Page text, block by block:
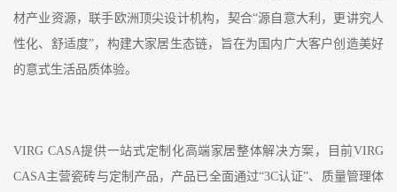
材产业资源，联手欧洲顶尖设计机构，契合“源自意大利，更讲究人
性化、舒适度”，构建大家居生态链，旨在为国内广大客户创造美好
的意式生活品质体验。
VIRG CASA提供一站式定制化高端家居整体解决方案，目前VIRG
CASA主营瓷砖与定制产品，产品已全面通过“3C认证”、质量管理体